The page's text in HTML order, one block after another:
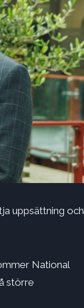
uppsättning och
National
större